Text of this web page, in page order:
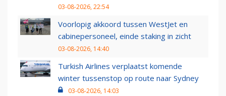
03-08-2026, 22:54
Voorlopig akkoord tussen WestJet en
cabinepersoneel, einde staking in zicht
03-08-2026, 14:40
Turkish Airlines verplaatst komende
winter tussenstop op route naar Sydney
03-08-2026, 14:03